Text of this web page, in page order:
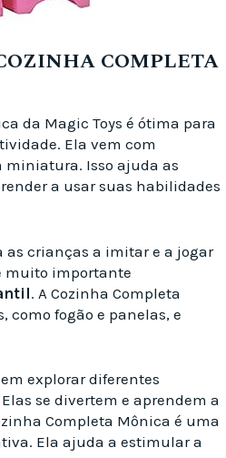
COMPLETA
da Magic Toys é ótima para
Ela vem com
Isso ajuda as
a usar suas habilidades
crianças a imitar e a jogar
muito importante
. A Cozinha Completa
como fogão e panelas, e
explorar diferentes
se divertem e aprendem a
Completa Mônica é uma
Ela ajuda a estimular a